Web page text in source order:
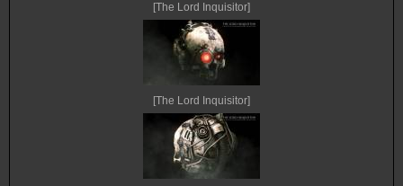
[The Lord Inquisitor]
[The Lord Inquisitor]